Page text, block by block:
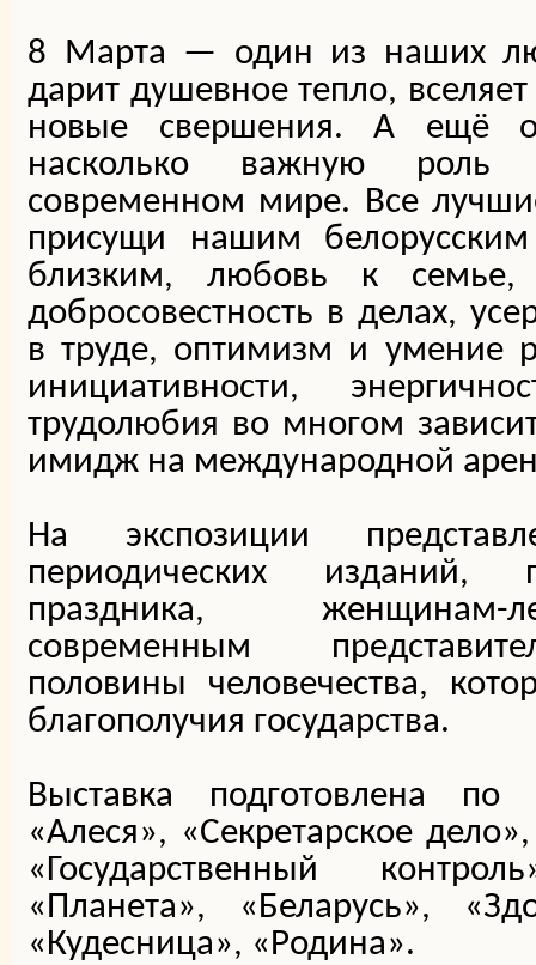
8 Марта — один из наших
дарит душевное тепло,
новые свершения. А ещё
насколько важную
современном мире. Все
присущи нашим
близким, любовь к семье,
добросовестность в делах,
в труде, оптимизм и умение
инициативности,
трудолюбия во многом
имидж на международной
На экспозиции
периодических изданий,
праздника, женщинам-
современным
половины человечества,
благополучия государства.
Выставка подготовлена по
«Алеся», «Секретарское
«Государственный
«Планета», «Беларусь»,
«Кудесница», «Родина».